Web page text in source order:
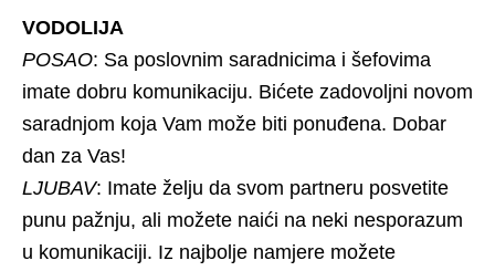
VODOLIJA
POSAO: Sa poslovnim saradnicima i šefovima
imate dobru komunikaciju. Bićete zadovoljni novom
saradnjom koja Vam može biti ponuđena. Dobar
dan za Vas!
LJUBAV: Imate želju da svom partneru posvetite
punu pažnju, ali možete naići na neki nesporazum
u komunikaciji. Iz najbolje namjere možete